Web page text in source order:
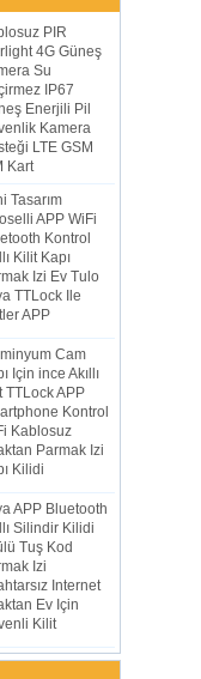
PIR
4G Güneş
Su
IP67
Enerjili Pil
Kamera
LTE GSM
Kart
Tasarım
APP WiFi
Kontrol
Kilit Kapı
Izi Ev Tulo
TTLock Ile
APP
Cam
Için ince Akıllı
TTLock APP
Kontrol
Kablosuz
Parmak Izi
Kilidi
APP Bluetooth
Silindir Kilidi
Tuş Kod
Izi
Internet
Ev Için
Kilit